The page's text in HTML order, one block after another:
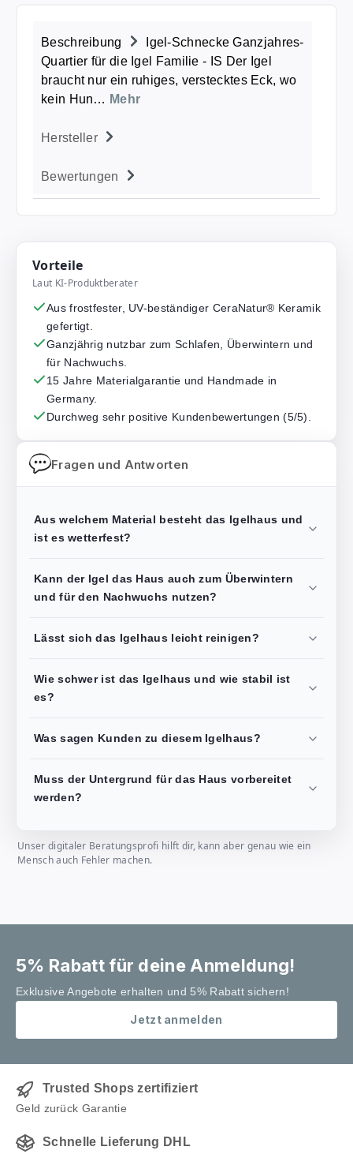
Beschreibung
Igel-Schnecke Ganzjahres-
Quartier für die Igel Familie - IS Der Igel
braucht nur ein ruhiges, verstecktes Eck, wo
kein Hun… Mehr
Hersteller
Bewertungen
Vorteile
Laut KI-Produktberater
Aus frostfester, UV-beständiger CeraNatur® Keramik
gefertigt.
Ganzjährig nutzbar zum Schlafen, Überwintern und
für Nachwuchs.
15 Jahre Materialgarantie und Handmade in
Germany.
Durchweg sehr positive Kundenbewertungen (5/5).
Fragen und Antworten
Aus welchem Material besteht das Igelhaus und
ist es wetterfest?
Kann der Igel das Haus auch zum Überwintern
und für den Nachwuchs nutzen?
Lässt sich das Igelhaus leicht reinigen?
Wie schwer ist das Igelhaus und wie stabil ist
es?
Was sagen Kunden zu diesem Igelhaus?
Muss der Untergrund für das Haus vorbereitet
werden?
Unser digitaler Beratungsprofi hilft dir, kann aber genau wie ein
Mensch auch Fehler machen.
5% Rabatt für deine Anmeldung!
Exklusive Angebote erhalten und 5% Rabatt sichern!
Jetzt anmelden
Trusted Shops zertifiziert
Geld zurück Garantie
Schnelle Lieferung DHL